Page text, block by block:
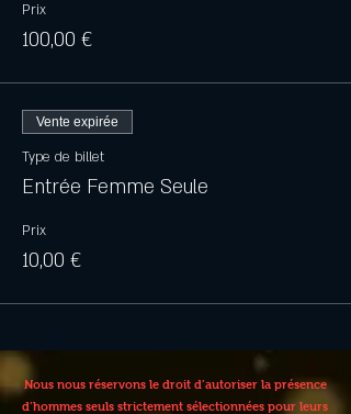
Prix
100,00 €
Vente expirée
Type de billet
Entrée Femme Seule
Prix
10,00 €
Nous nous réservons le droit d’autoriser la présence
d’hommes seuls strictement sélectionnées pour leurs